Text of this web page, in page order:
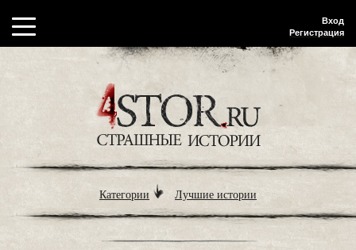
Вход
Регистрация
Категории Лучшие истории